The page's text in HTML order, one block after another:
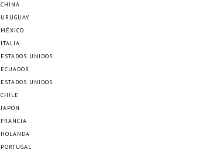
CHINA
URUGUAY
MÉXICO
ITALIA
ESTADOS UNIDOS
ECUADOR
ESTADOS UNIDOS
CHILE
JAPÓN
FRANCIA
HOLANDA
PORTUGAL